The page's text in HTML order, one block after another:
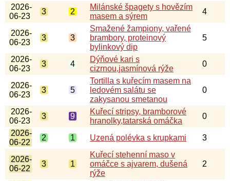
2026-
06-23
3 2
Milánské špagety s hovězím
masem a sýrem
4
2026-
06-23
3 3
Smažené žampiony, vařené
brambory, proteinový
bylinkový dip
5
2026-
06-23
3 4
Dýňové kari s
cizrnou,jasmínová rýže
0
2026-
06-23
3 5
Tortilla s kuřecím masem na
ledovém salátu se
zakysanou smetanou
0
2026-
06-23
3 9
Kuřecí stripsy, bramborové
hranolky,tatarská omáčka
0
2026-
06-22
2 1 Uzená polévka s krupkami 3
2026-
06-22
3 1
Kuřecí stehenní maso v
omáčce s ajvarem, dušená
rýže
2